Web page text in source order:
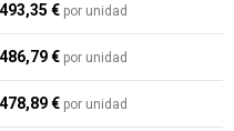
493,35 € por unidad
486,79 € por unidad
478,89 € por unidad